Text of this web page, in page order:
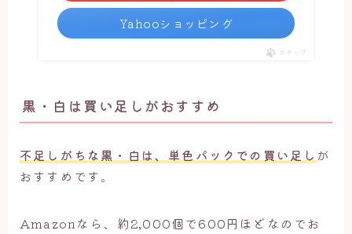
Yahooショッピング
ポチップ
黒・白は買い足しがおすすめ
不足しがちな黒・白は、単色パックでの買い足し が
おすすめです。
Amazonなら、約2,000個で600円ほどなのでお